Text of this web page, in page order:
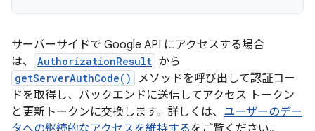
サーバーサイドで Google API にアクセスする場合
は、
AuthorizationResult から
getServerAuthCode()
メソッドを呼び出して認証コー
ドを取得し、バックエンドに送信してアクセス トークン
と更新トークンに交換します。詳しくは、 ユーザーのデー